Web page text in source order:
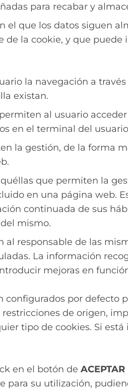
para recabar y
el que los datos siguen
la cookie, y que puede
la navegación a
existan.
al usuario
en el terminal del
la gestión, de la forma
que permiten la
en una página web.
continuada de sus
mismo.
al responsable de las
La información
mejoras en
por defecto
de origen,
tipo de cookies. Si
en el botón de ACEPTAR
su utilización,